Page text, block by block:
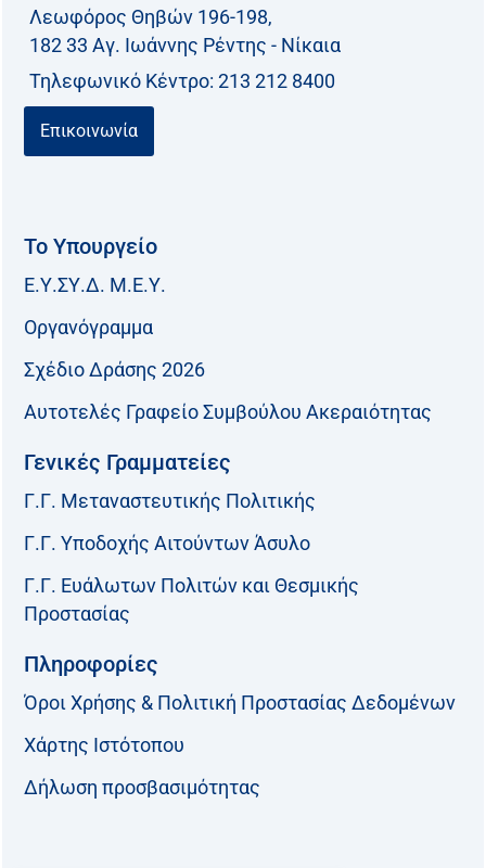
Λεωφόρος Θηβών 196-198,
182 33 Aγ. Ιωάννης Ρέντης - Νίκαια
Τηλεφωνικό Kέντρο: 213 212 8400
Επικοινωνία
Το Υπουργείο
Ε.Υ.ΣΥ.Δ. Μ.Ε.Υ.
Οργανόγραμμα
Σχέδιο Δράσης 2026
Αυτοτελές Γραφείο Συμβούλου Ακεραιότητας
Γενικές Γραμματείες
Γ.Γ. Μεταναστευτικής Πολιτικής
Γ.Γ. Υποδοχής Αιτούντων Άσυλο
Γ.Γ. Ευάλωτων Πολιτών και Θεσμικής
Προστασίας
Πληροφορίες
Όροι Χρήσης & Πολιτική Προστασίας Δεδομένων
Χάρτης Ιστότοπου
Δήλωση προσβασιμότητας